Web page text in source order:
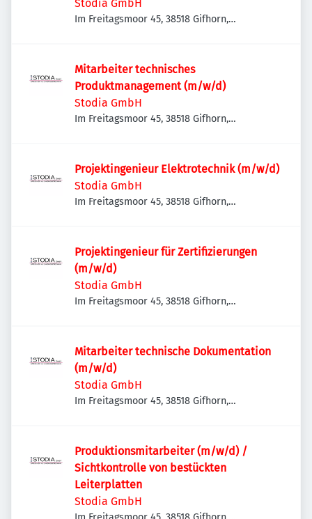
Stodia GmbH
Im Freitagsmoor 45, 38518 Gifhorn,
Mitarbeiter technisches
Produktmanagement (m/w/d)
Stodia GmbH
Im Freitagsmoor 45, 38518 Gifhorn,
Projektingenieur Elektrotechnik (m/w/d)
Stodia GmbH
Im Freitagsmoor 45, 38518 Gifhorn,
Projektingenieur für Zertifizierungen
(m/w/d)
Stodia GmbH
Im Freitagsmoor 45, 38518 Gifhorn,
Mitarbeiter technische Dokumentation
(m/w/d)
Stodia GmbH
Im Freitagsmoor 45, 38518 Gifhorn,
Produktionsmitarbeiter (m/w/d) /
Sichtkontrolle von bestückten
Leiterplatten
Stodia GmbH